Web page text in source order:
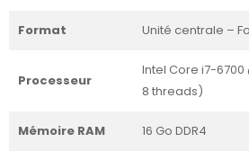
Format Unité centrale –
Processeur
Intel Core i7-
8 threads)
Mémoire RAM 16 Go DDR4